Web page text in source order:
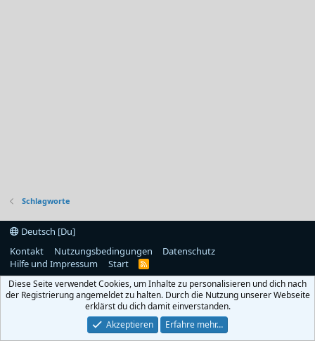
Schlagworte
Deutsch [Du]
Kontakt
Nutzungsbedingungen
Datenschutz
Hilfe und Impressum
Start
R
S
Diese Seite verwendet Cookies, um Inhalte zu personalisieren und dich nach
der Registrierung angemeldet zu halten. Durch die Nutzung unserer Webseite
erklärst du dich damit einverstanden.
Akzeptieren
Erfahre mehr…